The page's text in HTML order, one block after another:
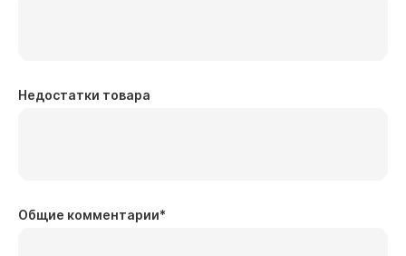
Недостатки товара
Общие комментарии*